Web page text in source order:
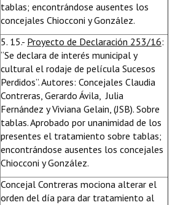
tablas; encontrándose ausentes los
concejales Chiocconi y González.
5. 15.- Proyecto de Declaración 253/16:
“Se declara de interés municipal y
cultural el rodaje de película Sucesos
Perdidos”. Autores: Concejales Claudia
Contreras, Gerardo Ávila, Julia
Fernández y Viviana Gelain, (JSB). Sobre
tablas. Aprobado por unanimidad de los
presentes el tratamiento sobre tablas;
encontrándose ausentes los concejales
Chiocconi y González.
Concejal Contreras mociona alterar el
orden del día para dar tratamiento al